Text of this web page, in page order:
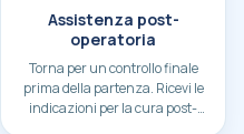
Assistenza post-
operatoria
Torna per un controllo finale
prima della partenza. Ricevi le
indicazioni per la cura post-